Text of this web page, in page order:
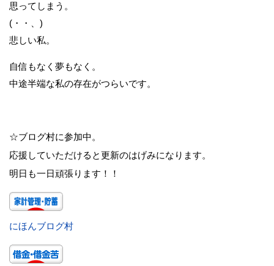
思ってしまう。
(・・、)
悲しい私。
自信もなく夢もなく。
中途半端な私の存在がつらいです。
☆ブログ村に参加中。
応援していただけると更新のはげみになります。
明日も一日頑張ります！！
にほんブログ村